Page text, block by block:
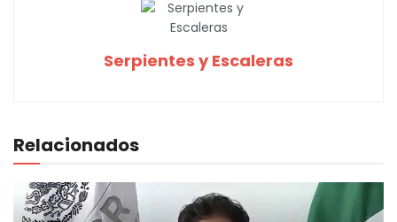
Serpientes y Escaleras
Relacionados